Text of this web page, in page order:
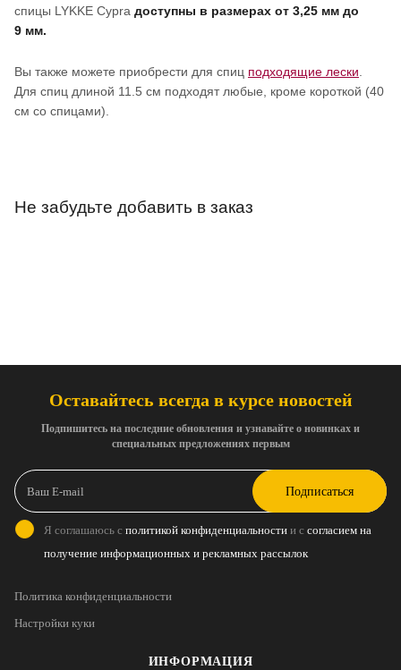
спицы LYKKE Cypra доступны в размерах от 3,25 мм до
9 мм.
Вы также можете приобрести для спиц подходящие лески
Для спиц длиной 11.5 см подходят любые, кроме короткой (40
см со спицами).
Не забудьте добавить в заказ
ИНФОРМАЦИЯ
Оставайтесь всегда в курсе новостей
Подпишитесь на последние обновления и узнавайте о новинках и
специальных предложениях первым
Подписаться
Я соглашаюсь с политикой конфиденциальности и с согласием на
получение информационных и рекламных рассылок
Политика конфиденциальности
Настройки куки